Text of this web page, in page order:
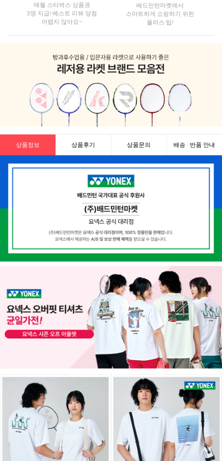
매월 스타벅스 상품권
3명 지급! 베스트 리뷰 당첨
어렵지 않아요~
배드민턴마켓에서
스마트하게 쇼핑하기 위한
플러스 팁!
상품정보 상품후기 상품문의 배송 · 반품 안내